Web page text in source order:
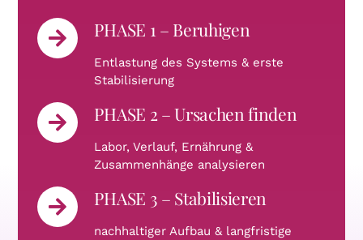
PHASE 1 – Beruhigen
Entlastung des Systems & erste
Stabilisierung
PHASE 2 – Ursachen finden
Labor, Verlauf, Ernährung &
Zusammenhänge analysieren
PHASE 3 – Stabilisieren
nachhaltiger Aufbau & langfristige